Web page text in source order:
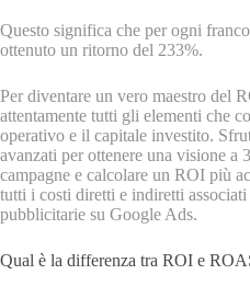
Questo significa che per ogni
ottenuto un ritorno del 233%.
Per diventare un vero maestro del
attentamente tutti gli elementi che
operativo e il capitale investito.
avanzati per ottenere una visione a
campagne e calcolare un ROI più
tutti i costi diretti e indiretti
pubblicitarie su Google Ads.
Qual è la differenza tra ROI e